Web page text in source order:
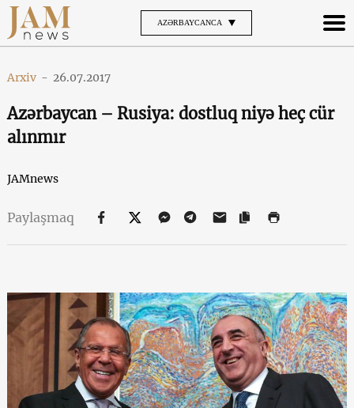
AZƏRBAYCANCA
Arxiv - 26.07.2017
Azərbaycan – Rusiya: dostluq niyə heç cür
alınmır
JAMnews
Paylaşmaq